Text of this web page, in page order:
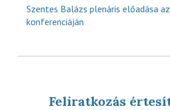
Szentes Balázs plenáris előadása
konferenciáján
Feliratkozás